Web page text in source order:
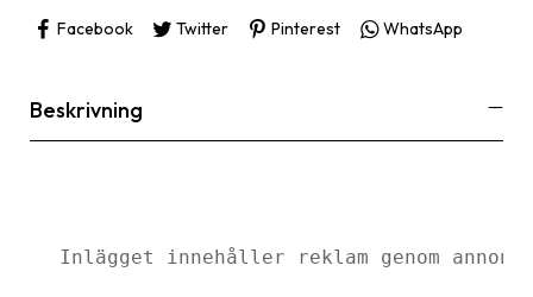
Facebook Twitter Pinterest WhatsApp
Beskrivning
Inlägget innehåller reklam genom